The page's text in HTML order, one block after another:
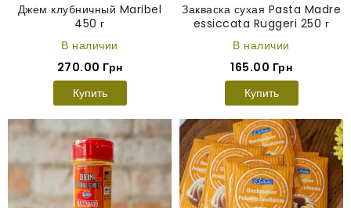
Джем клубничный Maribel
450 г
В наличии
270.00 Грн
Купить
Закваска сухая Pasta Madre
essiccata Ruggeri 250 г
В наличии
165.00 Грн
Купить